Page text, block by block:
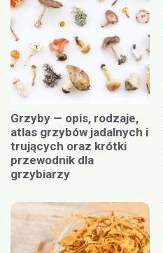
Grzyby — opis, rodzaje,
atlas grzybów jadalnych i
trujących oraz krótki
przewodnik dla
grzybiarzy